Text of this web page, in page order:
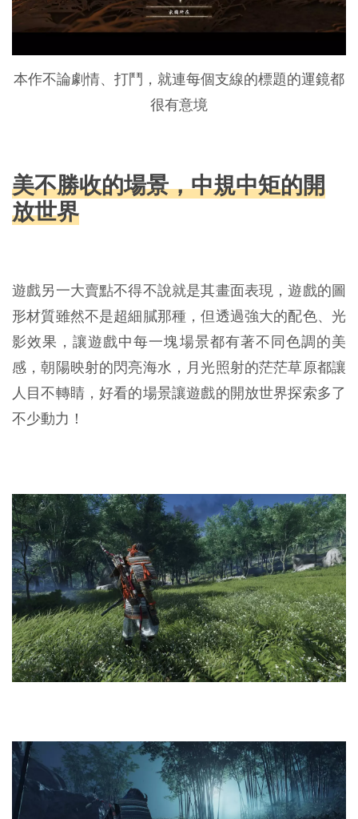
本作不論劇情、打鬥，就連每個支線的標題的運鏡都
很有意境
美不勝收的場景，中規中矩的開
放世界
遊戲另一大賣點不得不說就是其畫面表現，遊戲的圖
形材質雖然不是超細膩那種，但透過強大的配色、光
影效果，讓遊戲中每一塊場景都有著不同色調的美
感，朝陽映射的閃亮海水，月光照射的茫茫草原都讓
人目不轉睛，好看的場景讓遊戲的開放世界探索多了
不少動力！